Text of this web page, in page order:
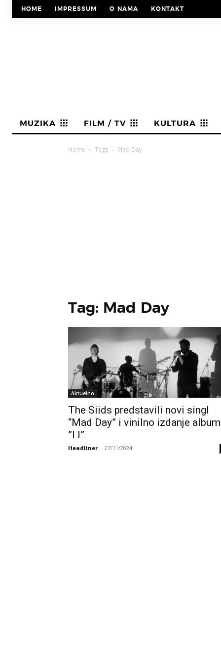
HOME IMPRESSUM O NAMA KONTAKT
MUZIKA FILM / TV KULTURA
Home Tags Mad Day
Tag: Mad Day
Aktuelno
The Siids predstavili novi singl
“Mad Day” i vinilno izdanje
”I I”
Headliner - 27/11/2024